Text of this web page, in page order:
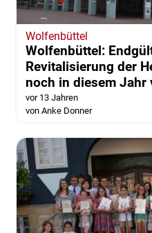
Wolfenbüttel
Wolfenbüttel:
Revitalisierung der
noch in diesem Jahr
vor 13 Jahren
von Anke Donner